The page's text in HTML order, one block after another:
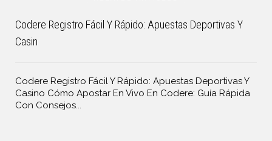
Codere Registro Fácil Y Rápido: Apuestas Deportivas Y
Casin
Codere Registro Fácil Y Rápido: Apuestas Deportivas Y
Casino Cómo Apostar En Vivo En Codere: Guía Rápida
Con Consejos...